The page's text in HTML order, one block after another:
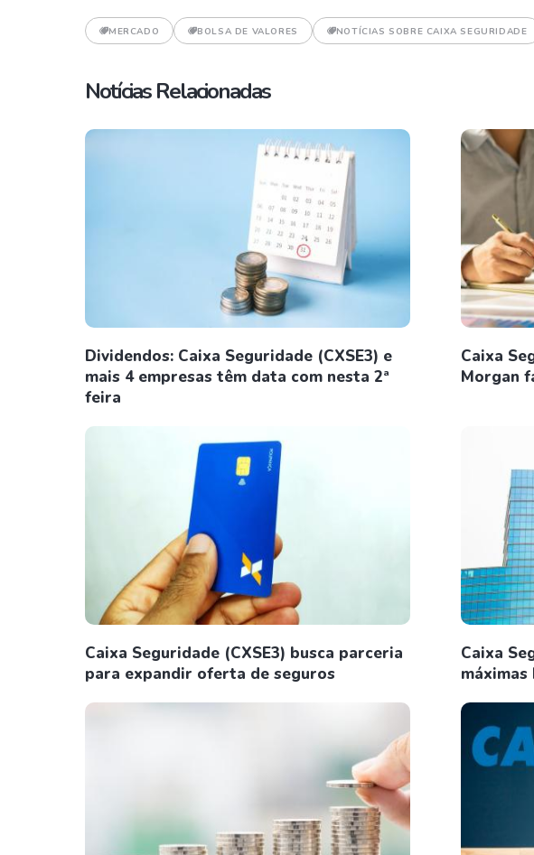
MERCADO BOLSA DE VALORES NOTÍCIAS SOBRE CAIXA SEGURIDADE
Notícias Relacionadas
Dividendos: Caixa Seguridade (CXSE3) e
mais 4 empresas têm data com nesta 2ª
feira
Caixa
Morgan
Caixa Seguridade (CXSE3) busca parceria
para expandir oferta de seguros
Caixa